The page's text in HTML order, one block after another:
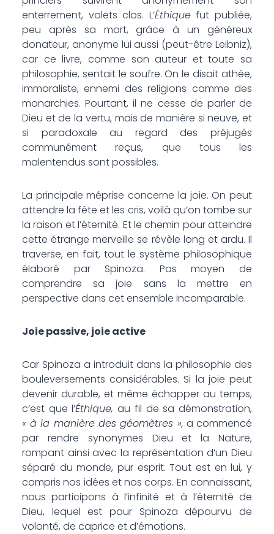
enterrement, volets clos. L’Éthiquefut publiée,
peu après sa mort, grâce à un généreux
donateur, anonyme lui aussi (peut-être Leibniz),
car ce livre, comme son auteur et toute sa
philosophie, sentait le soufre. On le disait athée,
immoraliste, ennemi des religions comme des
monarchies. Pourtant, il ne cesse de parler de
Dieu et de la vertu, mais de manière si neuve, et
si paradoxale au regard des préjugés
communément reçus, que tous les
malentendus sont possibles.
La principale méprise concerne la joie. On peut
attendre la fête et les cris, voilà qu’on tombe sur
la raison et l’éternité. Et le chemin pour atteindre
cette étrange merveille se révèle long et ardu. Il
traverse, en fait, tout le système philosophique
élaboré par Spinoza. Pas moyen de
comprendre sa joie sans la mettre en
perspective dans cet ensemble incomparable.
Joie passive, joie active
Car Spinoza a introduit dans la philosophie des
bouleversements considérables. Si la joie peut
devenir durable, et même échapper au temps,
c’est que l’Éthique, au fil de sa démonstration,
« à la manière des géomètres », a commencé
par rendre synonymes Dieu et la Nature,
rompant ainsi avec la représentation d’un Dieu
séparé du monde, pur esprit. Tout est en lui, y
compris nos idées et nos corps. En connaissant,
nous participons à l’infinité et à l’éternité de
Dieu, lequel est pour Spinoza dépourvu de
volonté, de caprice et d’émotions.